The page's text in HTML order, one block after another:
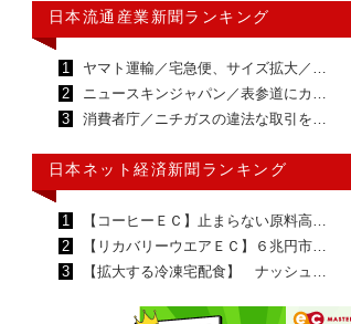
日本流通産業新聞ランキング
1
ヤマト運輸／宅急便、サイズ拡大／…
2
ニュースキンジャパン／表参道にカ…
3
消費者庁／ニチガスの違法な取引を…
日本ネット経済新聞ランキング
1
【コーヒーＥＣ】止まらない原料高…
2
【リカバリーウエアＥＣ】６兆円市…
3
【拡大する冷凍宅配食】 ナッシュ…